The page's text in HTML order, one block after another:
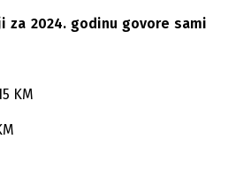
za 2024. godinu govore sami
KM